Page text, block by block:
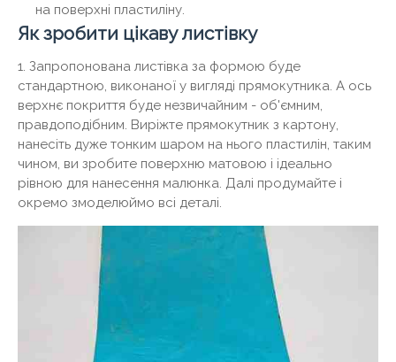
на поверхні пластиліну.
Як зробити цікаву листівку
1. Запропонована листівка за формою буде
стандартною, виконаної у вигляді прямокутника. А ось
верхнє покриття буде незвичайним - об'ємним,
правдоподібним. Виріжте прямокутник з картону,
нанесіть дуже тонким шаром на нього пластилін, таким
чином, ви зробите поверхню матовою і ідеально
рівною для нанесення малюнка. Далі продумайте і
окремо змоделюймо всі деталі.